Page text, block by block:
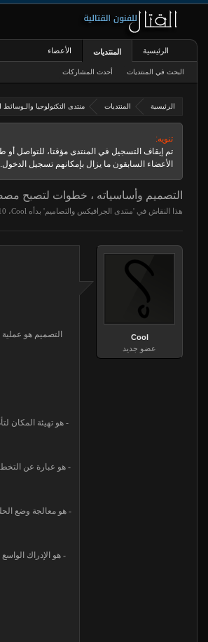
الرئيسية المنتديات منتدى التكنولوجيا والـوسائط المتعددة
تنويه:
تم إيقاف التسجيل في المنتدى مؤقتا، للتواصل أو
الأعضاء السابقون ما يزال بإمكانهم تسجيل الدخول.
التصميم وأساسياته ، خطوات لتصبح
هذا النقاش في 'منتدى الجرافيكس والتصاميم' بدأه Cool،
Cool
عضو جديد
التصميم هو
- هو تهيئة المكان
- هو عبارة عن
- هو معالجة وضع
- هو الإدراك
الرئيسية المنتديات
البحث في المنتديات أحدث المشاركات
الأعضاء